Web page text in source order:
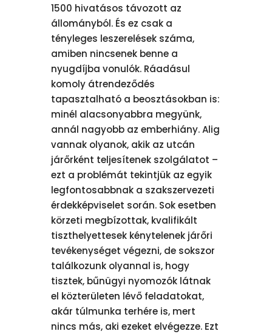
1500 hivatásos távozott az
állományból. És ez csak a
tényleges leszerelések száma,
amiben nincsenek benne a
nyugdíjba vonulók. Ráadásul
komoly átrendeződés
tapasztalható a beosztásokban is:
minél alacsonyabbra megyünk,
annál nagyobb az emberhiány. Alig
vannak olyanok, akik az utcán
járőrként teljesítenek szolgálatot –
ezt a problémát tekintjük az egyik
legfontosabbnak a szakszervezeti
érdekképviselet során. Sok esetben
körzeti megbízottak, kvalifikált
tiszthelyettesek kénytelenek járőri
tevékenységet végezni, de sokszor
találkozunk olyannal is, hogy
tisztek, bűnügyi nyomozók látnak
el közterületen lévő feladatokat,
akár túlmunka terhére is, mert
nincs más, aki ezeket elvégezze. Ezt